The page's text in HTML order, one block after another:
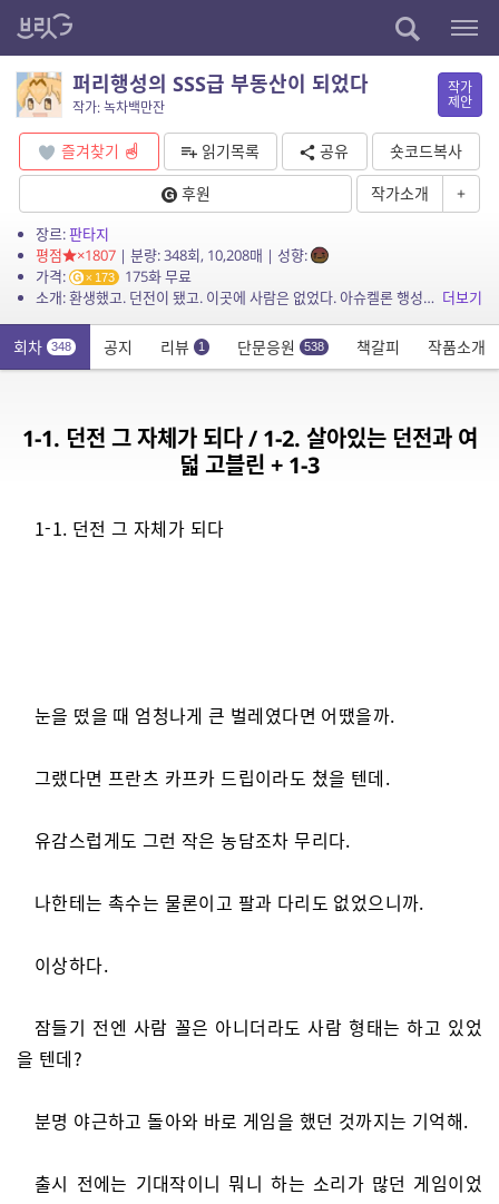
퍼리행성의 SSS급 부동산이 되었다
작가: 녹차백만잔
작가
제안
즐겨찾기 읽기목록 공유
숏코드복사
후원
작가소개 +
장르:판타지
평점
×1807| 분량: 348회, 10,208매 | 성향:
가격:
173
175화 무료
소개: 환생했고. 던전이 됐고. 이곳에 사람은 없었다. 아슈켈론 행성의 모든 지적 생물은 수인이거나 마물. 그리고 신령. 황무지의 사악한 신령 아사르다의 흉계가 도사리는 가운데. 신령 디... 더보기
회차 348 공지 리뷰 1 단문응원 538 책갈피 작품소개
1-1. 던전 그 자체가 되다 / 1-2. 살아있는 던전과 여
덟 고블린 + 1-3
1-1. 던전 그 자체가 되다
눈을 떴을 때 엄청나게 큰 벌레였다면 어땠을까.
그랬다면 프란츠 카프카 드립이라도 쳤을 텐데.
유감스럽게도 그런 작은 농담조차 무리다.
나한테는 촉수는 물론이고 팔과 다리도 없었으니까.
이상하다.
잠들기 전엔 사람 꼴은 아니더라도 사람 형태는 하고 있었
을 텐데?
분명 야근하고 돌아와 바로 게임을 했던 것까지는 기억해.
출시 전에는 기대작이니 뭐니 하는 소리가 많던 게임이었